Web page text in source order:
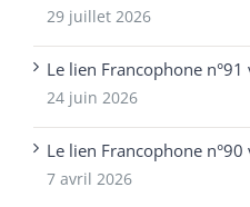
29 juillet 2026
Le lien Francophone
24 juin 2026
Le lien Francophone
7 avril 2026